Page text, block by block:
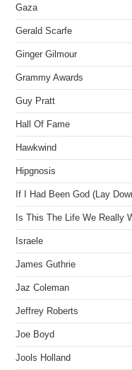
Gaza
Gerald Scarfe
Ginger Gilmour
Grammy Awards
Guy Pratt
Hall Of Fame
Hawkwind
Hipgnosis
If I Had Been God (Lay
Is This The Life We Really
Israele
James Guthrie
Jaz Coleman
Jeffrey Roberts
Joe Boyd
Jools Holland